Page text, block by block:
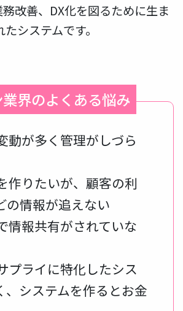
改善、DX化を図るために生ま
たシステムです。
業界のよくある悩み
動が多く管理がしづら
作りたいが、顧客の利
の情報が追えない
情報共有がされていな
プライに特化したシス
、システムを作るとお金